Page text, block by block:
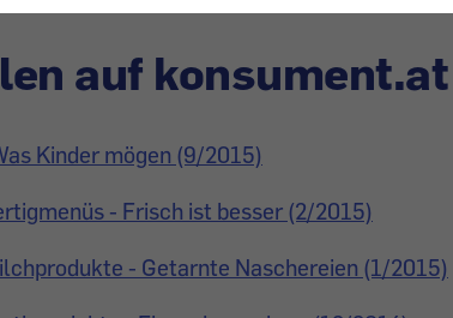
auf konsument.at
Kinder mögen (9/2015)
- Frisch ist besser (2/2015)
- Getarnte Naschereien (1/2015)